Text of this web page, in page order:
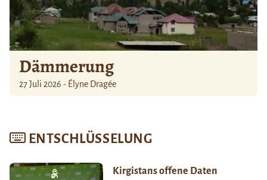
Dämmerung
27 Juli 2026 - Élyne Dragée
ENTSCHLÜSSELUNG
Kirgistans offene Daten